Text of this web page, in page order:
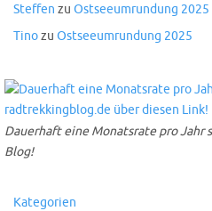
Steffen zu Ostseeumrundung 2025
Tinozu Ostseeumrundung 2025
Dauerhaft eine Monatsrate pro Jahr
Blog!
Kategorien